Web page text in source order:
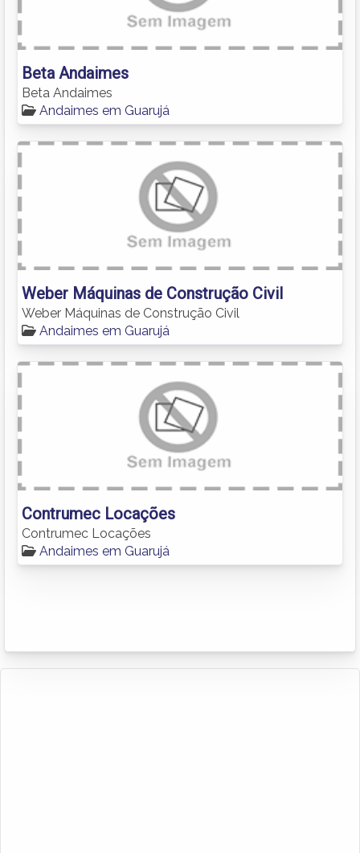
Beta Andaimes
Beta Andaimes
Andaimes em Guarujá
Weber Máquinas de Construção Civil
Weber Máquinas de Construção Civil
Andaimes em Guarujá
Contrumec Locações
Contrumec Locações
Andaimes em Guarujá